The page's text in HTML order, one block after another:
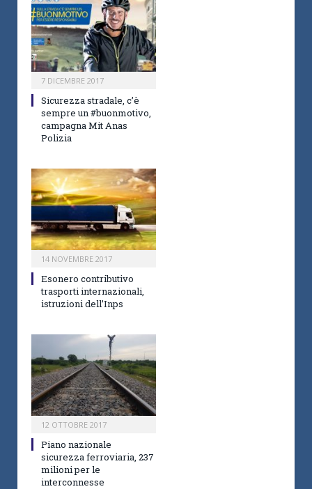
7 DICEMBRE 2017
Sicurezza stradale, c’è
sempre un #buonmotivo,
campagna Mit Anas
Polizia
14 NOVEMBRE 2017
Esonero contributivo
trasporti internazionali,
istruzioni dell’Inps
12 OTTOBRE 2017
Piano nazionale
sicurezza ferroviaria, 237
milioni per le
interconnesse